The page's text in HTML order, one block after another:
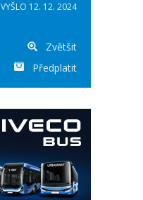
VYŠLO 12. 12. 2024
Zvětšit
Předplatit